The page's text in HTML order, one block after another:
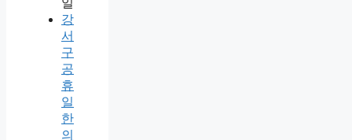
강
서
구
공
휴
일
한
의